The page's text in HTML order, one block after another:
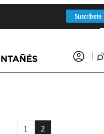
Suscríbete
1 2